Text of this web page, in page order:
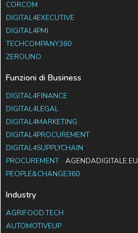
CORCOM
DIGITAL4EXECUTIVE
DIGITAL4PMI
TECHCOMPANY360
ZEROUNO
Funzioni di Business
DIGITAL4FINANCE
DIGITAL4LEGAL
DIGITAL4MARKETING
DIGITAL4PROCUREMENT
DIGITAL4SUPPLYCHAIN
PROCUREMENT
AGENDADIGITALE.EU
PEOPLE&CHANGE360
Industry
AGRIFOOD.TECH
AUTOMOTIVEUP